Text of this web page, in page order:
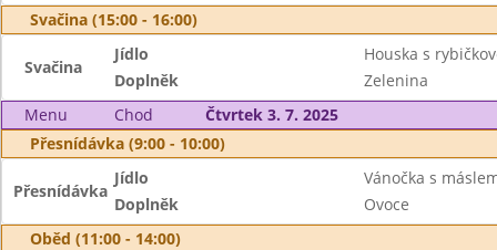
Svačina (15:00 - 16:00)
Svačina
Jídlo
Houska s
Doplněk
Zelenina
Menu
Chod
Čtvrtek 3. 7. 2025
Přesnídávka (9:00 - 10:00)
Přesnídávka
Jídlo
Vánočka s
Doplněk
Ovoce
Oběd (11:00 - 14:00)